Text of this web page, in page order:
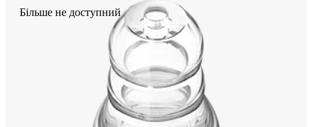
Більше не доступний